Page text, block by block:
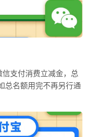
支付消费立减金，总
总名额用完不再另行通